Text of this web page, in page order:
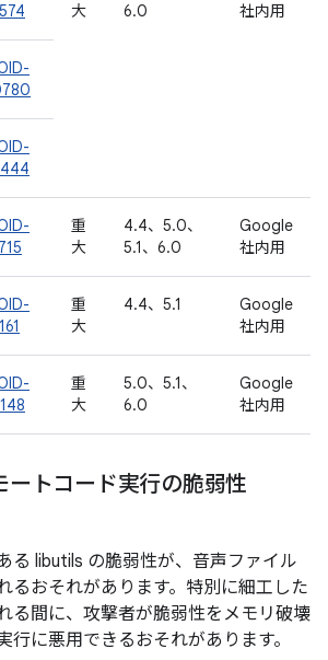
大
6.0
社内用
重
大
4.4、5.0、
5.1、6.0
Google
社内用
重
大
4.4、5.1
Google
社内用
重
大
5.0、5.1、
6.0
Google
社内用
ートコード実行の脆弱性
る libutils の脆弱性が、音声ファイル
るおそれがあります。特別に細工した
る間に、攻撃者が脆弱性をメモリ破壊
行に悪用できるおそれがあります。